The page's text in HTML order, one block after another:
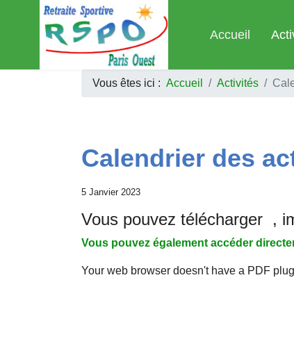
Accueil
Vous êtes ici : Accueil Activités
Calendrier des
5 Janvier 2023
Vous pouvez télécharger ,
Vous pouvez également accéder
Your web browser doesn't have a PDF